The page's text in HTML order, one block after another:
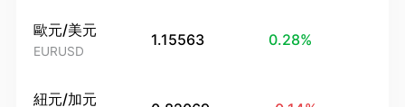
歐元/美元
EURUSD
1.15563 0.28%
紐元/加元